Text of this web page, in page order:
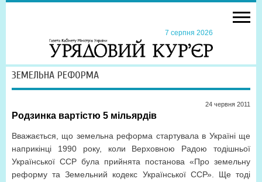
7 серпня 2026
ЗЕМЕЛЬНА РЕФОРМА
24 червня 2011
Родзинка вартістю 5 мільярдів
Вважається, що земельна реформа стартувала в Україні ще
наприкінці 1990 року, коли Верховною Радою тодішньої
Української ССР була прийнята постанова «Про земельну
реформу та Земельний кодекс Української ССР». Ще тоді